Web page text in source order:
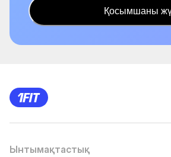
Қосымшаны
Ынтымақтастық